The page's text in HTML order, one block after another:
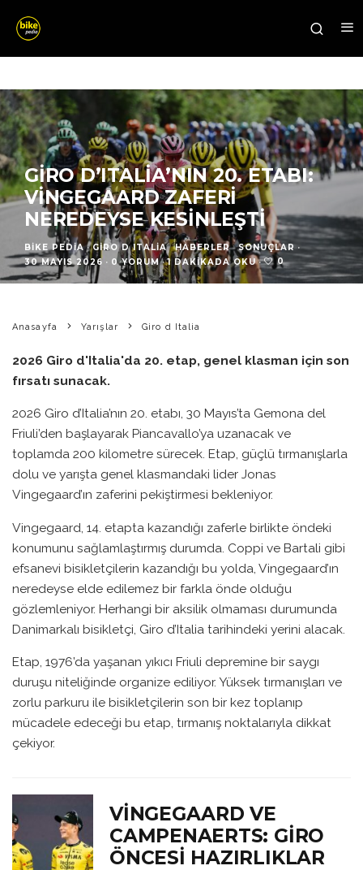
GIRO D’ITALIA’NIN 20. ETABI:
VINGEGAARD ZAFERI
NEREDEYSE KESINLEŞTI
BIKE PEDIA · GIRO D ITALIA HABERLER SONUÇLAR ·
30 MAYIS 2026 · 0 YORUM · 1 DAKIKADA OKU · 0
Anasayfa Yarışlar Giro d Italia
2026 Giro d'Italia'da 20. etap, genel klasman için son
fırsatı sunacak.
2026 Giro d’Italia’nın 20. etabı, 30 Mayıs’ta Gemona del
Friuli’den başlayarak Piancavallo’ya uzanacak ve
toplamda 200 kilometre sürecek. Etap, güçlü tırmanışlarla
dolu ve yarışta genel klasmandaki lider Jonas
Vingegaard’ın zaferini pekiştirmesi bekleniyor.
Vingegaard, 14. etapta kazandığı zaferle birlikte öndeki
konumunu sağlamlaştırmış durumda. Coppi ve Bartali gibi
efsanevi bisikletçilerin kazandığı bu yolda, Vingegaard’ın
neredeyse elde edilemez bir farkla önde olduğu
gözlemleniyor. Herhangi bir aksilik olmaması durumunda
Danimarkalı bisikletçi, Giro d’Italia tarihindeki yerini alacak.
Etap, 1976’da yaşanan yıkıcı Friuli depremine bir saygı
duruşu niteliğinde organize ediliyor. Yüksek tırmanışları ve
zorlu parkuru ile bisikletçilerin son bir kez toplanıp
mücadele edeceği bu etap, tırmanış noktalarıyla dikkat
çekiyor.
VINGEGAARD VE
CAMPENAERTS: GIRO
ÖNCESI HAZIRLIKLAR